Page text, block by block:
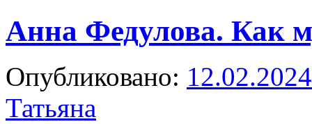
Анна Федулова. Как
Опубликовано: 12.02.2024
Татьяна